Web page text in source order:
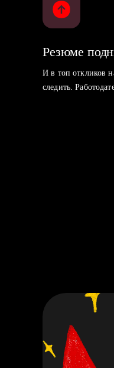
Резюме
И в топ откликов
следить.